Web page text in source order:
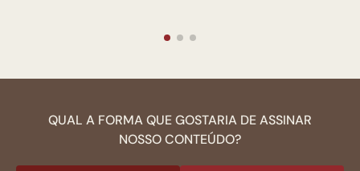
QUAL A FORMA QUE GOSTARIA DE ASSINAR
NOSSO CONTEÚDO?